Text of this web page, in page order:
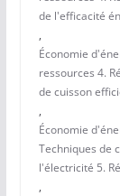
de l'efficacité
,
Économie
ressources 4.
de cuisson
,
Économie
Techniques de
l'électricité 5.
,